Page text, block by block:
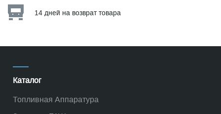
14 дней на возврат товара
Каталог
Топливная Аппаратура